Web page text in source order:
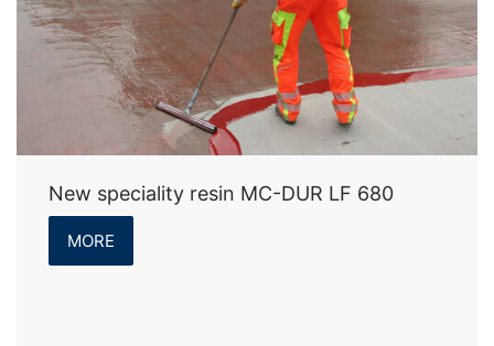
New speciality resin MC-DUR LF 680
MORE